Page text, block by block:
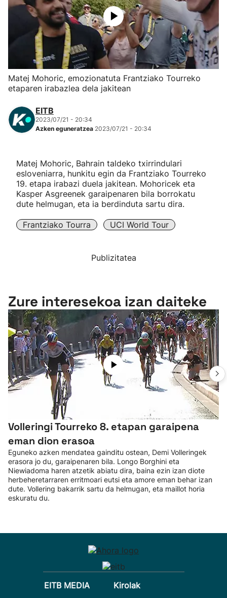
Herri-kirolak
Eskubaloia
Kirolak 360
Mendi-lasterketak
"Helmuga"
Matej Mohoric, emozionatuta Frantziako Tourreko
etaparen irabazlea dela jakitean
EITB
2023/07/21 - 20:34
Azken eguneratzea 2023/07/21 - 20:34
Matej Mohoric, Bahrain taldeko txirrindulari
esloveniarra, hunkitu egin da Frantziako Tourreko
19. etapa irabazi duela jakitean. Mohoricek eta
Kasper Asgreenek garaipenaren bila borrokatu
dute helmugan, eta ia berdinduta sartu dira.
Frantziako Tourra UCI World Tour
Publizitatea
Zure interesekoa izan daiteke
Volleringi Tourreko 8. etapan garaipena
eman dion erasoa
Eguneko azken mendatea gainditu ostean, Demi Volleringek
erasora jo du, garaipenaren bila. Longo Borghini eta
Niewiadoma haren atzetik abiatu dira, baina ezin izan diote
herbeheretarraren erritmoari eutsi eta amore eman behar izan
dute. Vollering bakarrik sartu da helmugan, eta maillot horia
eskuratu du.
EITB MEDIA
Kirolak